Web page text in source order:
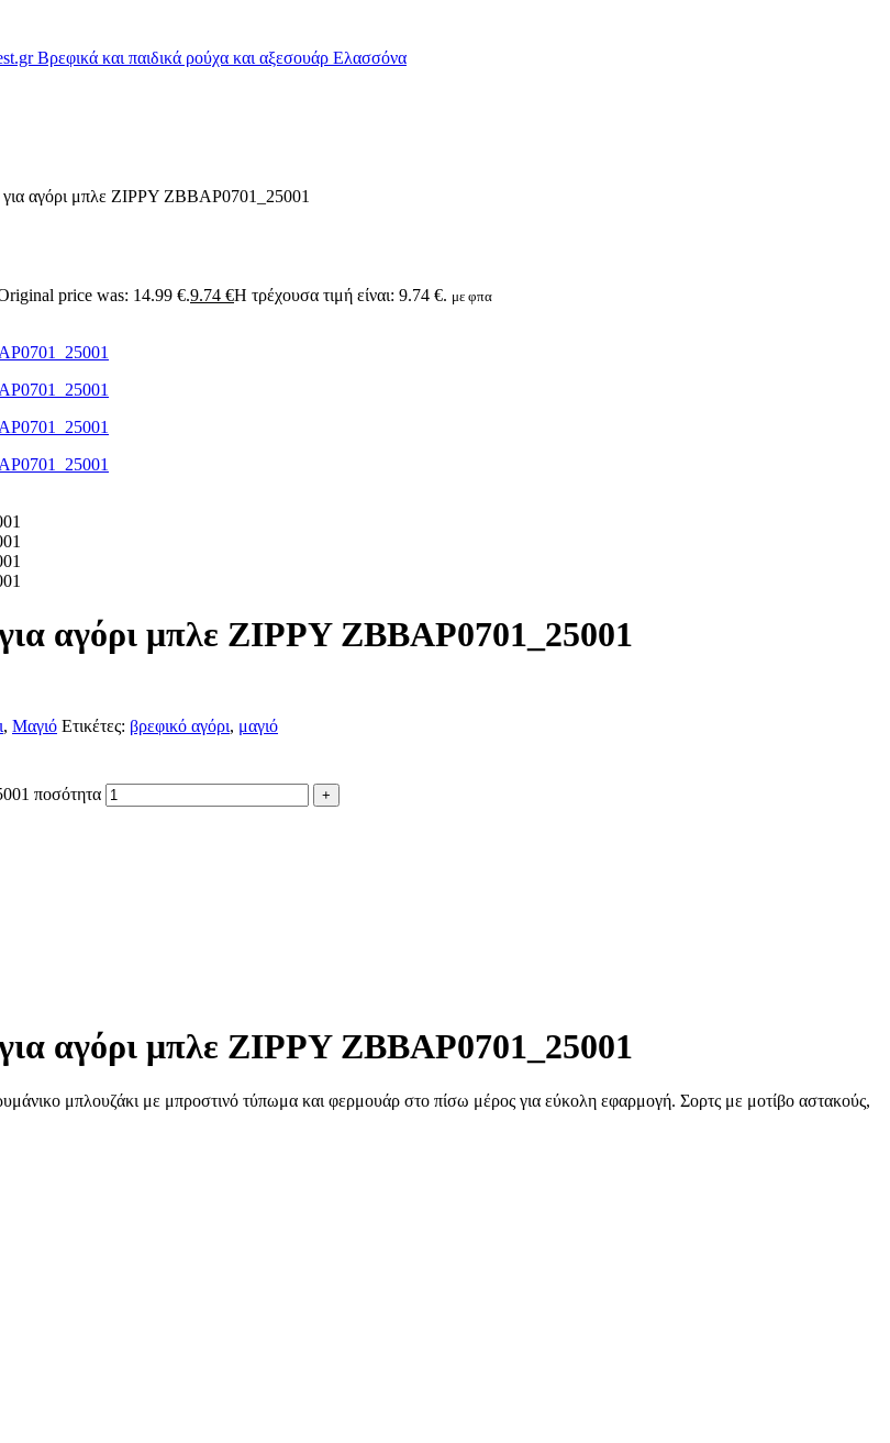
αγόρι μπλε ZIPPY ZBBAP0701_25001
price was: 14.99 €.9.74 €Η τρέχουσα τιμή είναι: 9.74 €. με φπα
αγόρι μπλε ZIPPY ZBBAP0701_25001
, Μαγιό Ετικέτες: βρεφικό αγόρι, μαγιό
ποσότητα
αγόρι μπλε ZIPPY ZBBAP0701_25001
μπλουζάκι με μπροστινό τύπωμα και φερμουάρ στο πίσω μέρος για εύκολη εφαρμογή. Σορτς με μοτίβο αστακούς,